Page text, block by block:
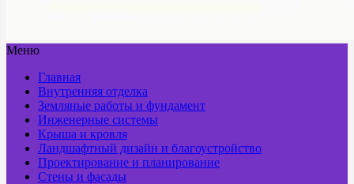
Меню
Главная
Внутренняя отделка
Земляные работы и фундамент
Инженерные системы
Крыша и кровля
Ландшафтный дизайн и благоустройство
Проектирование и планирование
Стены и фасады